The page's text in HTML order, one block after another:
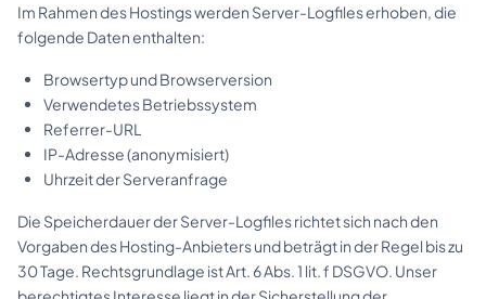
Im Rahmen des Hostings werden Server-Logfiles erhoben, die
folgende Daten enthalten:
Browsertyp und Browserversion
Verwendetes Betriebssystem
Referrer-URL
IP-Adresse (anonymisiert)
Uhrzeit der Serveranfrage
Die Speicherdauer der Server-Logfiles richtet sich nach den
Vorgaben des Hosting-Anbieters und beträgt in der Regel bis zu
30 Tage. Rechtsgrundlage ist Art. 6 Abs. 1 lit. f DSGVO. Unser